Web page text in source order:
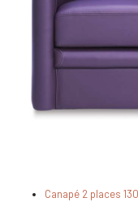
Canapé 2 places